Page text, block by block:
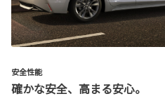
安全性能
確かな安全、高まる安心。